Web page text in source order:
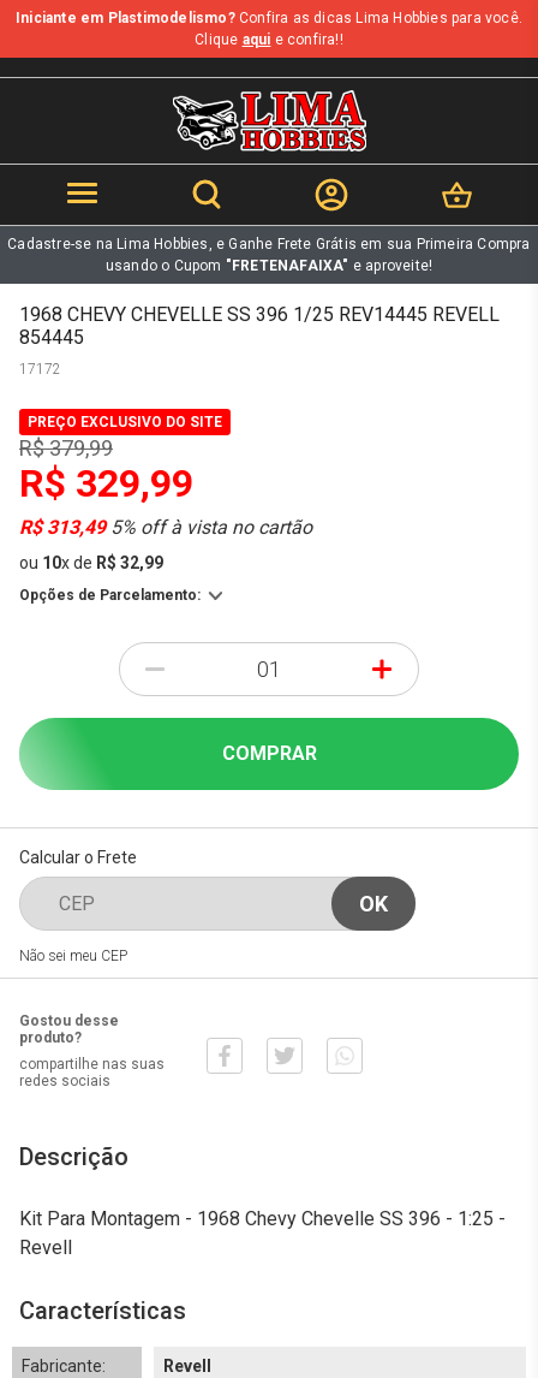
b
Iniciante em Plastimodelismo?Confira as dicas Lima Hobbies para você.
Clique aqui e confira!!
Cadastre-se na Lima Hobbies, e Ganhe Frete Grátis em sua Primeira Compra
usando o Cupom "FRETENAFAIXA" e aproveite!
1968 CHEVY CHEVELLE SS 396 1/25 REV14445 REVELL
854445
17172
PREÇO EXCLUSIVO DO SITE
R$ 379,99
R$ 329,99
R$ 313,495% off à vista no cartão
ou 10xde R$ 32,99
Opções de Parcelamento:
- +
COMPRAR
Calcular o Frete
Não sei meu CEP
Gostou desse
produto?
compartilhe nas suas
redes sociais
Descrição
Kit Para Montagem - 1968 Chevy Chevelle SS 396 - 1:25 -
Revell
Características
Fabricante: Revell